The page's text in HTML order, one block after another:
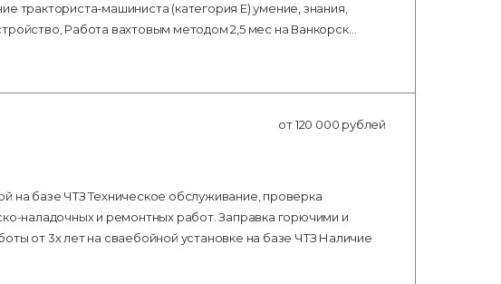
тракториста-машиниста (категория Е) умение, знания,
Работа вахтовым методом 2,5 мес на Ванкорск…
от 120 000 рублей
на базе ЧТЗ Техническое обслуживание, проверка
наладочных и ремонтных работ. Заправка горючими и
от 3х лет на сваебойной установке на базе ЧТЗ Наличие